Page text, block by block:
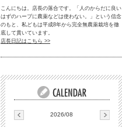
こんにちは。店長の落合です。「人のからだに良い
はずのハーブに農薬などは使わない。」という信念
のもと、私どもは平成8年から完全無農薬栽培を徹
底して貫いています。
店長日記はこちら >>
2026/08